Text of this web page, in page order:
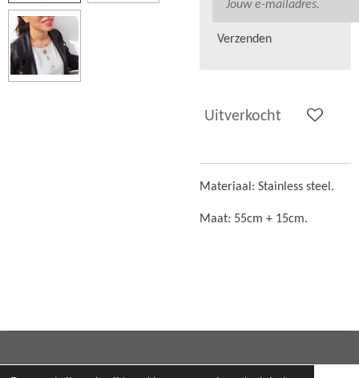
Verzenden
Uitverkocht
Materiaal: Stainless steel.
Maat: 55cm + 15cm.